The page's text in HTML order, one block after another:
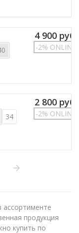
4 900 руб.
-2% ONLINE
34
2 800 руб.
-2% ONLINE
продукция
купить по